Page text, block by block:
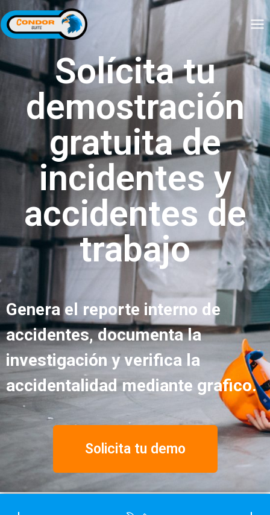
Solícita tu
demostración
gratuita de
incidentes y
accidentes de
trabajo
Genera el reporte interno de
accidentes, documenta la
investigación y verifica la
accidentalidad mediante grafico.
Solicita tu demo